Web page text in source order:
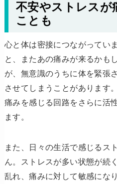
不安やストレスが
ことも
心と体は密接につながってい
と、またあの痛みが来るかも
が、無意識のうちに体を緊張
させてしまうことがあります
痛みを感じる回路をさらに活
ます。
また、日々の生活で感じるス
ん。ストレスが多い状態が続
乱れ、痛みに対して敏感にな